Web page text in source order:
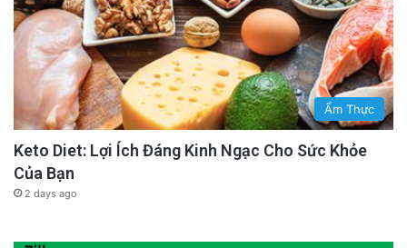
Ẩm Thực
Keto Diet: Lợi Ích Đáng Kinh Ngạc Cho Sức Khỏe
Của Bạn
2 days ago